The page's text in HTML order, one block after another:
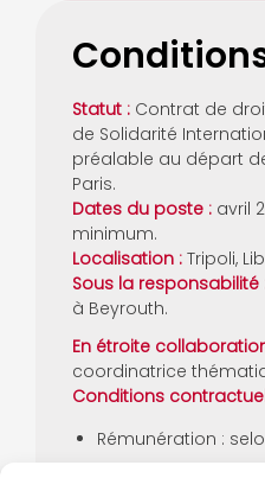
Statut : Contrat de
de Solidarité
préalable au départ
Paris.
Dates du poste : avril
minimum.
Localisation : Tripoli,
Sous la responsabilité
à Beyrouth.
En étroite
coordinatrice
Conditions
Rémunération :